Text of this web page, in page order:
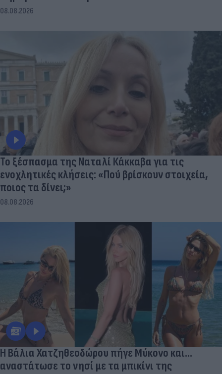
08.08.2026
Το ξέσπασμα της Ναταλί Κάκκαβα για τις
ενοχλητικές κλήσεις: «Πού βρίσκουν στοιχεία,
ποιος τα δίνει;»
08.08.2026
Η Βάλια Χατζηθεοδώρου πήγε Μύκονο και...
αναστάτωσε το νησί με τα μπικίνι της